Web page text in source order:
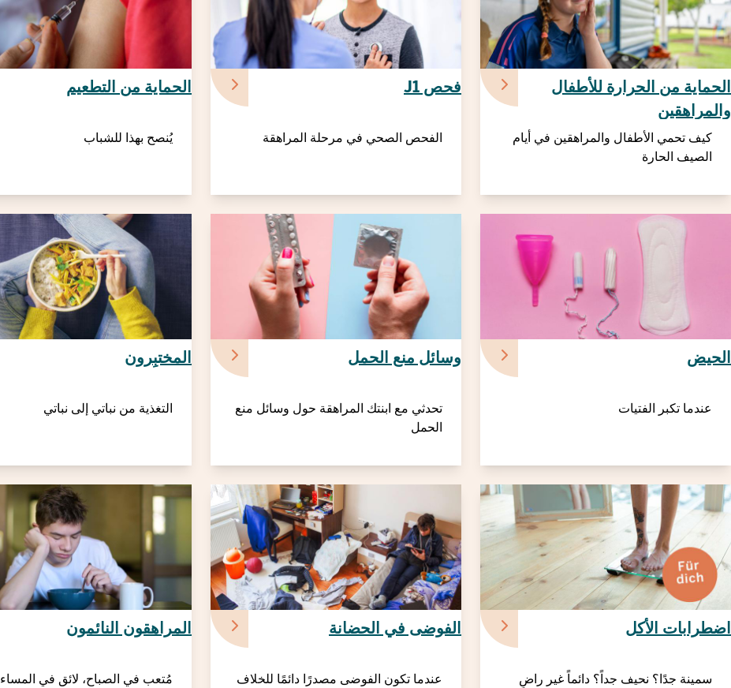
الحماية من الحرارة للأطفال
والمراهقين
كيف تحمي الأطفال والمراهقين في أيام
الصيف الحارة
فحص J1
الفحص الصحي في مرحلة المراهقة
الحماية من التطعيم
يُنصح بهذا للشباب
الحيض
عندما تكبر الفتيات
وسائل منع الحمل
تحدثي مع ابنتك المراهقة حول وسائل منع
الحمل
المختبِرون
التغذية من نباتي إلى نباتي
اضطرابات الأكل
سمينة جدًا؟ نحيف جداً؟ دائماً غير راضٍ
الفوضى في الحضانة
عندما تكون الفوضى مصدرًا دائمًا للخلاف
المراهقون النائمون
مُتعب في الصباح، لائق في المساء